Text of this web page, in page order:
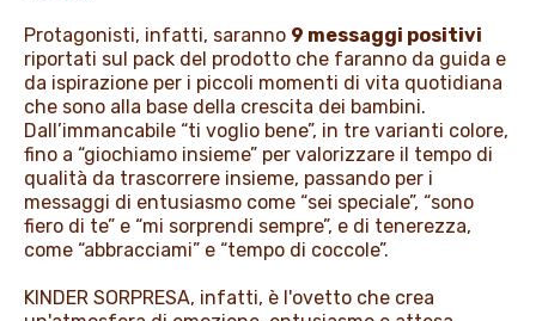
Protagonisti, infatti, saranno 9 messaggi positivi
riportati sul pack del prodotto che faranno da guida e
da ispirazione per i piccoli momenti di vita quotidiana
che sono alla base della crescita dei bambini.
Dall’immancabile “ti voglio bene”, in tre varianti colore,
fino a “giochiamo insieme” per valorizzare il tempo di
qualità da trascorrere insieme, passando per i
messaggi di entusiasmo come “sei speciale”, “sono
fiero di te” e “mi sorprendi sempre”, e di tenerezza,
come “abbracciami” e “tempo di coccole”.
KINDER SORPRESA, infatti, è l'ovetto che crea